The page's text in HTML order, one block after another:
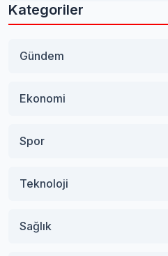
Kategoriler
Gündem
Ekonomi
Spor
Teknoloji
Sağlık